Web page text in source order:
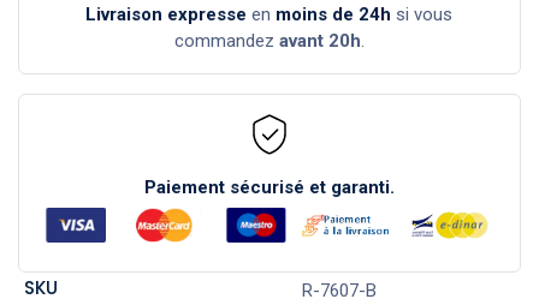
Livraison expresse en moins de 24h si vous
commandez avant 20h.
Paiement sécurisé et garanti.
SKU R-7607-B